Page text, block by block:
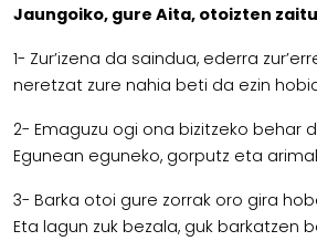
Jaungoiko, gure Aita, otoizten
1- Zur’izena da saindua, ederra
neretzat zure nahia beti da ezin
2- Emaguzu ogi ona bizitzeko behar
Egunean eguneko, gorputz eta
3- Barka otoi gure zorrak oro gira
Eta lagun zuk bezala, guk barkatzen